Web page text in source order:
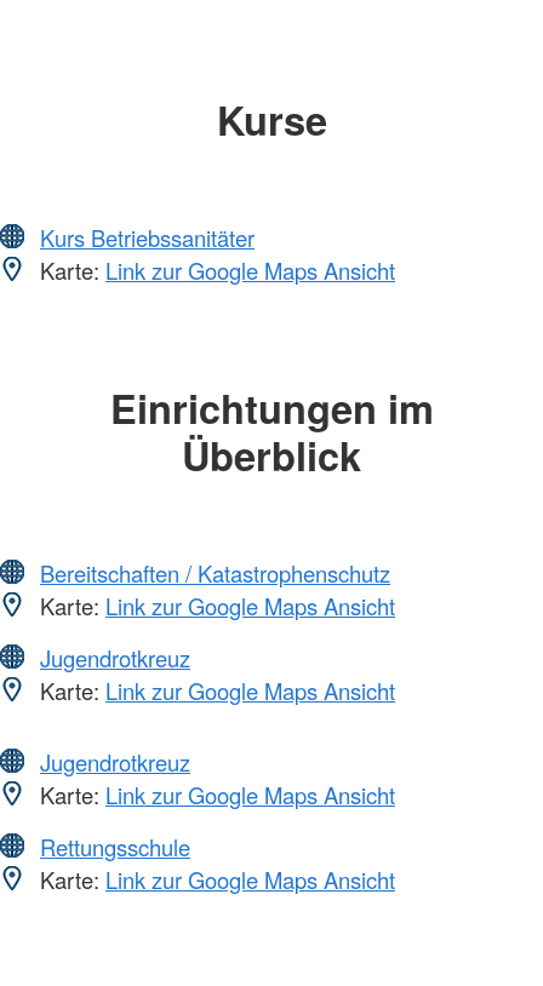
Kurse
Kurs Betriebssanitäter
Karte: Link zur Google Maps Ansicht
Einrichtungen im
Überblick
Bereitschaften / Katastrophenschutz
Karte: Link zur Google Maps Ansicht
Jugendrotkreuz
Karte: Link zur Google Maps Ansicht
Jugendrotkreuz
Karte: Link zur Google Maps Ansicht
Rettungsschule
Karte: Link zur Google Maps Ansicht